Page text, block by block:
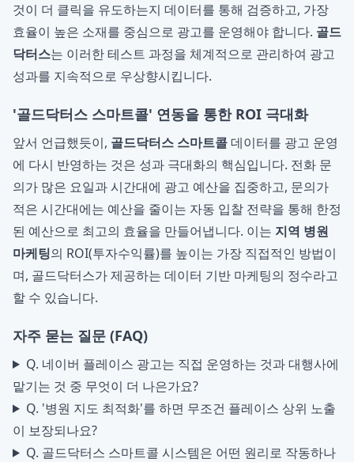
것이 더 클릭을 유도하는지 데이터를 통해 검증하고, 가장
효율이 높은 소재를 중심으로 광고를 운영해야 합니다. 골드
닥터스는 이러한 테스트 과정을 체계적으로 관리하여 광고
성과를 지속적으로 우상향시킵니다.
'골드닥터스 스마트콜' 연동을 통한 ROI 극대화
앞서 언급했듯이, 골드닥터스 스마트콜데이터를 광고 운영
에 다시 반영하는 것은 성과 극대화의 핵심입니다. 전화 문
의가 많은 요일과 시간대에 광고 예산을 집중하고, 문의가
적은 시간대에는 예산을 줄이는 자동 입찰 전략을 통해 한정
된 예산으로 최고의 효율을 만들어냅니다. 이는 지역 병원
마케팅의 ROI(투자수익률)를 높이는 가장 직접적인 방법이
며, 골드닥터스가 제공하는 데이터 기반 마케팅의 정수라고
할 수 있습니다.
자주 묻는 질문 (FAQ)
Q. 네이버 플레이스 광고는 직접 운영하는 것과 대행사에
맡기는 것 중 무엇이 더 나은가요?
Q. '병원 지도 최적화'를 하면 무조건 플레이스 상위 노출
이 보장되나요?
Q. 골드닥터스 스마트콜 시스템은 어떤 원리로 작동하나